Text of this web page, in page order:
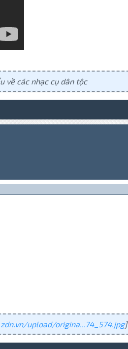
về các nhạc cụ dân tộc
upload/origina...74_574.jpg]